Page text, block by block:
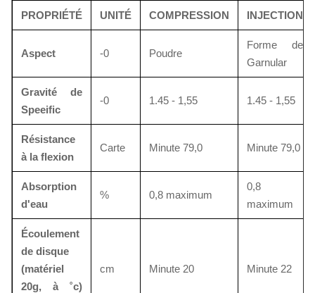
PROPRIÉTÉ UNITÉ COMPRESSION INJECTION
Aspect -0 Poudre
Forme de
Garnular
Gravité de
Speeific
-0 1.45 - 1,55 1.45 - 1,55
Résistance
à la flexion
Carte Minute 79,0 Minute 79,0
Absorption
d'eau
% 0,8 maximum
0,8
maximum
Écoulement
de disque
(matériel
20g, à ˚c)
cm Minute 20 Minute 22